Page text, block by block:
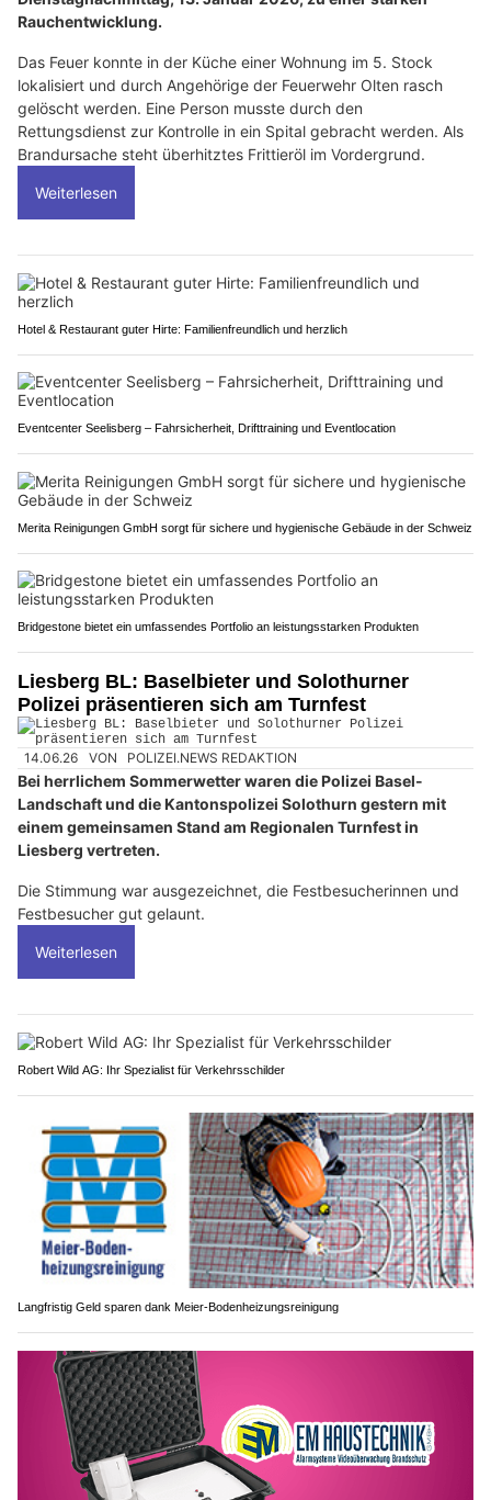
Rauchentwicklung.
Das Feuer konnte in der Küche einer Wohnung im 5. Stock
lokalisiert und durch Angehörige der Feuerwehr Olten rasch
gelöscht werden. Eine Person musste durch den
Rettungsdienst zur Kontrolle in ein Spital gebracht werden. Als
Brandursache steht überhitztes Frittieröl im Vordergrund.
Weiterlesen
Hotel & Restaurant guter Hirte: Familienfreundlich und herzlich
Eventcenter Seelisberg – Fahrsicherheit, Drifttraining und Eventlocation
Merita Reinigungen GmbH sorgt für sichere und hygienische Gebäude in der Schweiz
Bridgestone bietet ein umfassendes Portfolio an leistungsstarken Produkten
Liesberg BL: Baselbieter und Solothurner
Polizei präsentieren sich am Turnfest
14.06.26 VON POLIZEI.NEWS REDAKTION
Bei herrlichem Sommerwetter waren die Polizei Basel-
Landschaft und die Kantonspolizei Solothurn gestern mit
einem gemeinsamen Stand am Regionalen Turnfest in
Liesberg vertreten.
Die Stimmung war ausgezeichnet, die Festbesucherinnen und
Festbesucher gut gelaunt.
Weiterlesen
Robert Wild AG: Ihr Spezialist für Verkehrsschilder
Langfristig Geld sparen dank Meier-Bodenheizungsreinigung